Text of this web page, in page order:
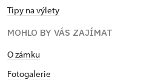
Tipy na výlety
MOHLO BY VÁS ZAJÍMAT
O zámku
Fotogalerie